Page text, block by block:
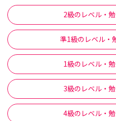
2級のレベル・
準1級のレベル・
1級のレベル・
3級のレベル・
4級のレベル・